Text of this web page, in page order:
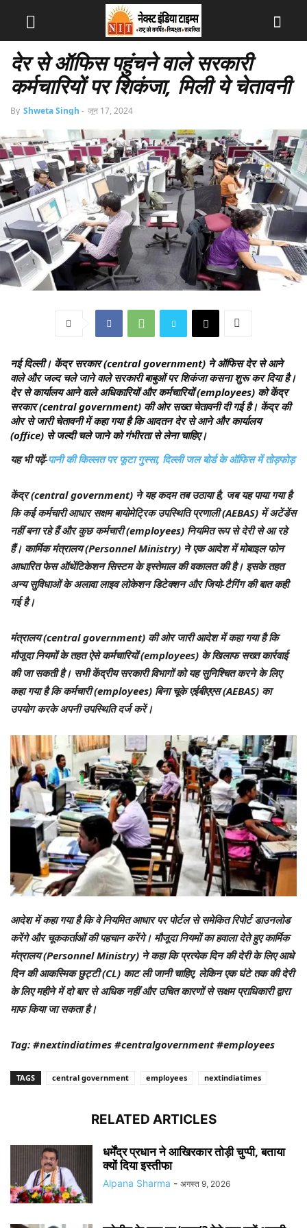
देर से ऑफिस पहुंचने वाले सरकारी
कर्मचारियों पर शिकंजा, मिली ये चेतावनी
By Shweta Singh - जून 17, 2024
नई दिल्ली। केंद्र सरकार (central government) ने ऑफिस देर से आने
वाले और जल्द चले जाने वाले सरकारी बाबुओं पर शिकंजा कसना शुरू कर दिया है।
देर से कार्यालय आने वाले अधिकारियों और कर्मचारियों (employees) को केंद्र
सरकार (central government) की ओर सख्त चेतावनी दी गई है। केंद्र की
ओर से जारी चेतावनी में कहा गया है कि आदतन देर से आने और कार्यालय
(office) से जल्दी चले जाने को गंभीरता से लेना चाहिए।
यह भी पढ़ें-पानी की किल्लत पर फूटा गुस्सा, दिल्ली जल बोर्ड के ऑफिस में तोड़फोड़
केंद्र (central government) ने यह कदम तब उठाया है, जब यह पाया गया है
कि कई कर्मचारी आधार सक्षम बायोमेट्रिक उपस्थिति प्रणाली (AEBAS) में अटेंडेंस
नहीं बना रहे हैं और कुछ कर्मचारी (employees) नियमित रूप से देरी से आ रहे
हैं। कार्मिक मंत्रालय (Personnel Ministry) ने एक आदेश में मोबाइल फोन
आधारित फेस ऑथेंटिकेशन सिस्टम के इस्तेमाल की वकालत की है। इसके तहत
अन्य सुविधाओं के अलावा लाइव लोकेशन डिटेक्शन और जियो-टैगिंग की बात कही
गई है।
मंत्रालय (central government) की ओर जारी आदेश में कहा गया है कि
मौजूदा नियमों के तहत ऐसे कर्मचारियों (employees) के खिलाफ सख्त कार्रवाई
की जा सकती है। सभी केंद्रीय सरकारी विभागों को यह सुनिश्चित करने के लिए
कहा गया है कि कर्मचारी (employees) बिना चूके एईबीएएस (AEBAS) का
उपयोग करके अपनी उपस्थिति दर्ज करें।
आदेश में कहा गया है कि वे नियमित आधार पर पोर्टल से समेकित रिपोर्ट डाउनलोड
करेंगे और चूककर्ताओं की पहचान करेंगे। मौजूदा नियमों का हवाला देते हुए कार्मिक
मंत्रालय (Personnel Ministry) ने कहा कि प्रत्येक दिन की देरी के लिए आधे
दिन की आकस्मिक छुट्टी (CL) काट ली जानी चाहिए, लेकिन एक घंटे तक की देरी
के लिए महीने में दो बार से अधिक नहीं और उचित कारणों से सक्षम प्राधिकारी द्वारा
माफ किया जा सकता है।
Tag: #nextindiatimes #centralgovernment #employees
TAGS central government employees nextindiatimes
RELATED ARTICLES
धर्मेंद्र प्रधान ने आखिरकार तोड़ी चुप्पी, बताया
क्यों दिया इस्तीफा
Alpana Sharma - अगस्त 9, 2026